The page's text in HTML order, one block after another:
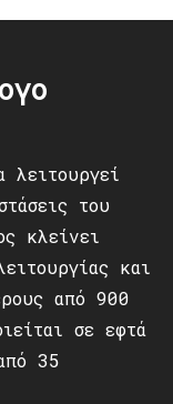
λειτουργεί
του
κλείνει
και
από 900
σε εφτά
35